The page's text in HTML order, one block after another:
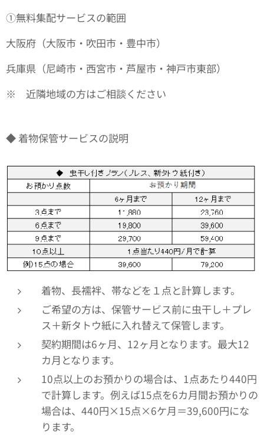
①無料集配サービスの範囲
大阪府（大阪市・吹田市・豊中市）
兵庫県（尼崎市・西宮市・芦屋市・神戸市東部）
※ 近隣地域の方はご相談ください
◆ 着物保管サービスの説明
着物、長襦袢、帯などを１点と計算します。
ご希望の方は、保管サービス前に虫干し＋プレ
ス＋新タトウ紙に入れ替えて保管します。
契約期間は6ヶ月、12ヶ月となります。最大12
カ月となります。
10点以上のお預かりの場合は、1点あたり440円
で計算します。例えば15点を6カ月間お預かりの
場合は、440円×15点×6ケ月＝39,600円にな
ります。